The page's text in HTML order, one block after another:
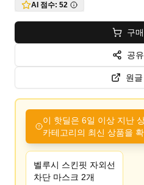
AI 점수: 52
구
공
원
이 핫딜은 6일 이상 지난
카테고리의 최신 상품을
벨루시 스킨핏 자외선
차단 마스크 2개